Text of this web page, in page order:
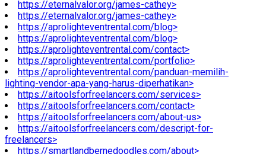
https://eternalvalor.org/james-cathey>
https://eternalvalor.org/james-cathey>
https://aprolighteventrental.com/blog>
https://aprolighteventrental.com/blog>
https://aprolighteventrental.com/contact>
https://aprolighteventrental.com/portfolio>
https://aprolighteventrental.com/panduan-memilih-
lighting-vendor-apa-yang-harus-diperhatikan>
https://aitoolsforfreelancers.com/services>
https://aitoolsforfreelancers.com/contact>
https://aitoolsforfreelancers.com/about-us>
https://aitoolsforfreelancers.com/descript-for-
freelancers>
https://smartlandbernedoodles.com/about>